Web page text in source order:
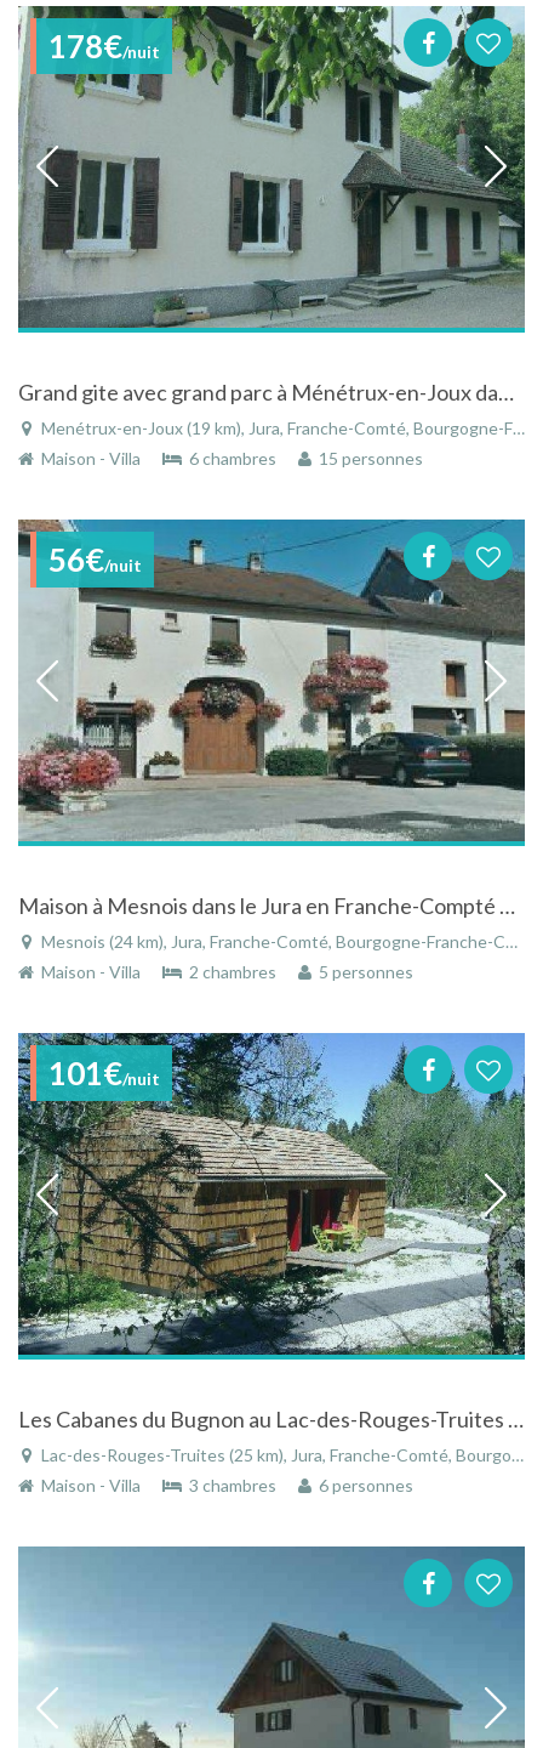
178€/nuit
Grand gite avec grand parc à Ménétrux-en-Joux dans le Jura
Menétrux-en-Joux (19 km), Jura, Franche-Comté, Bourgogne-Franche-Comté, France
Maison - Villa
6 chambres 15 personnes
56€/nuit
Maison à Mesnois dans le Jura en Franche-Compté avec piscine, sauna et hammam
Mesnois (24 km), Jura, Franche-Comté, Bourgogne-Franche-Comté, France
Maison - Villa
2 chambres 5 personnes
101€/nuit
Les Cabanes du Bugnon au Lac-des-Rouges-Truites dans le Jura
Lac-des-Rouges-Truites (25 km), Jura, Franche-Comté, Bourgogne-Franche-Comté, France
Maison - Villa
3 chambres 6 personnes